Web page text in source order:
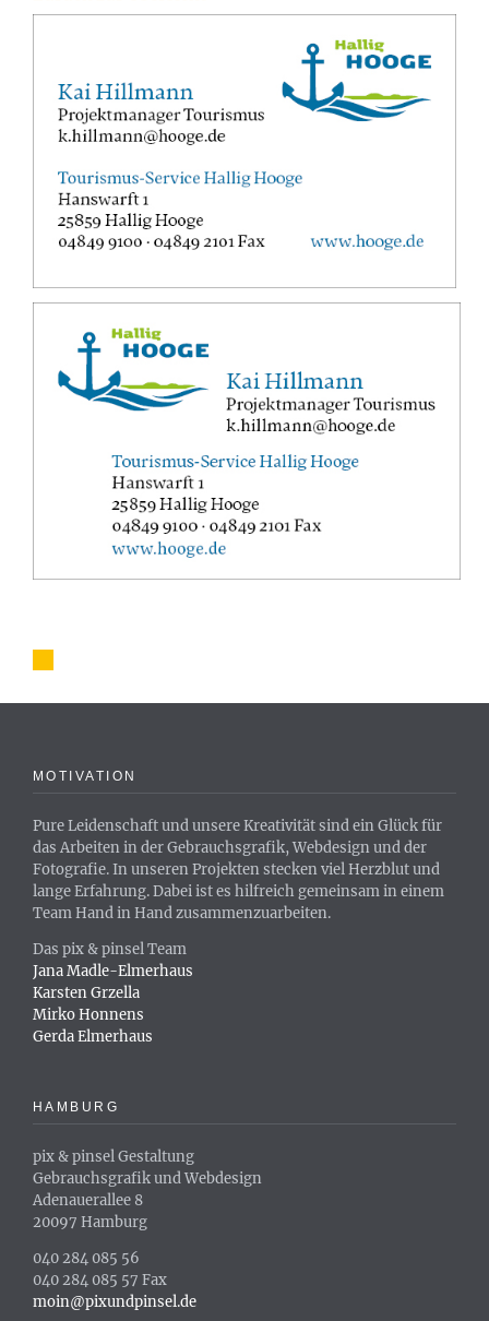
MOTIVATION
Pure Leidenschaft und unsere Kreativität sind ein Glück für
das Arbeiten in der Gebrauchsgrafik, Webdesign und der
Fotografie. In unseren Projekten stecken viel Herzblut und
lange Erfahrung. Dabei ist es hilfreich gemeinsam in einem
Team Hand in Hand zusammenzuarbeiten.
Das pix & pinsel Team
Jana Madle-Elmerhaus
Karsten Grzella
Mirko Honnens
Gerda Elmerhaus
HAMBURG
pix & pinsel Gestaltung
Gebrauchsgrafik und Webdesign
Adenauerallee 8
20097 Hamburg
040 284 085 56
040 284 085 57 Fax
moin@pixundpinsel.de